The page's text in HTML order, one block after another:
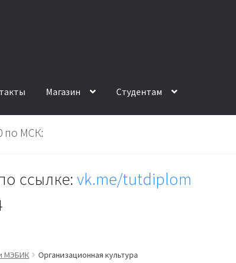
Магазин Студентам
по МСК:
ссылке:vk.me/tutdiplom
МЭБИК Организационная культура